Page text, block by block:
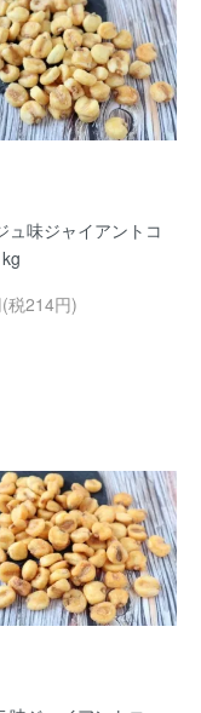
ュ味ジャイアントコ
税214円)